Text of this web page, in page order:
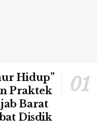
Hidup”
Praktek
Barat
Disdik